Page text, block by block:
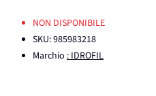
NON DISPONIBILE
SKU:985983218
Marchio : IDROFIL